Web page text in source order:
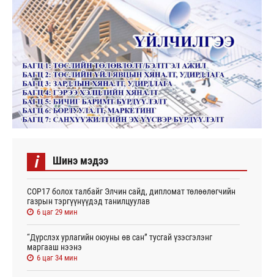
i Шинэ мэдээ
СОР17 болох талбайг Элчин сайд, дипломат төлөөлөгчийн
газрын тэргүүнүүдэд танилцуулав
6 цаг 29 мин
“Дүрслэх урлагийн оюуны өв сан” тусгай үзэсгэлэнг
маргааш нээнэ
6 цаг 34 мин